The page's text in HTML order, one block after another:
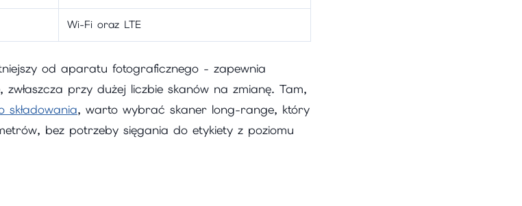
Wi-Fi oraz LTE
od aparatu fotograficznego - zapewnia
zwłaszcza przy dużej liczbie skanów na zmianę. Tam,
składowania, warto wybrać skaner long-range, który
bez potrzeby sięgania do etykiety z poziomu